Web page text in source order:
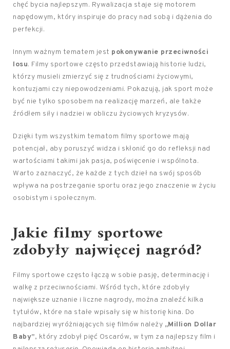
chęć bycia najlepszym. Rywalizacja staje się motorem
napędowym, który inspiruje do pracy nad sobą i dążenia do
perfekcji.
Innym ważnym tematem jest pokonywanie przeciwności
losu. Filmy sportowe często przedstawiają historie ludzi,
którzy musieli zmierzyć się z trudnościami życiowymi,
kontuzjami czy niepowodzeniami. Pokazują, jak sport może
być nie tylko sposobem na realizację marzeń, ale także
źródłem siły i nadziei w obliczu życiowych kryzysów.
Dzięki tym wszystkim tematom filmy sportowe mają
potencjał, aby poruszyć widza i skłonić go do refleksji nad
wartościami takimi jak pasja, poświęcenie i wspólnota.
Warto zaznaczyć, że każde z tych dzieł na swój sposób
wpływa na postrzeganie sportu oraz jego znaczenie w życiu
osobistym i społecznym.
Jakie filmy sportowe
zdobyły najwięcej nagród?
Filmy sportowe często łączą w sobie pasję, determinację i
walkę z przeciwnościami. Wśród tych, które zdobyły
największe uznanie i liczne nagrody, można znaleźć kilka
tytułów, które na stałe wpisały się w historię kina. Do
najbardziej wyróżniających się filmów należy „Million Dollar
Baby”, który zdobył pięć Oscarów, w tym za najlepszy film i